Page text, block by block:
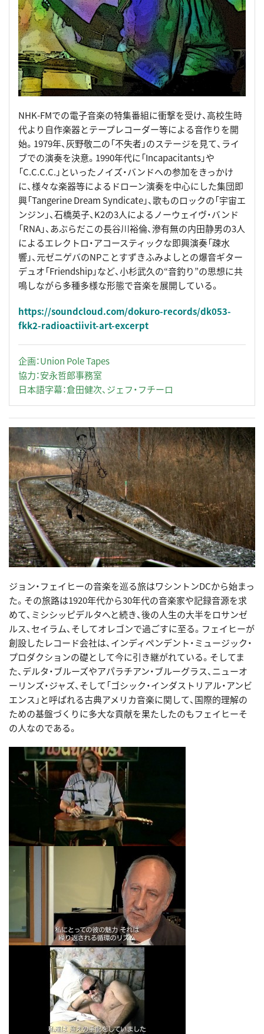
NHK-FMでの電子音楽の特集番組に衝撃を受け、高校生時
代より自作楽器とテープレコーダー等による音作りを開
始。1979年、灰野敬二の「不失者」のステージを見て、ライ
ブでの演奏を決意。1990年代に「Incapacitants」や
「C.C.C.C.」といったノイズ・バンドへの参加をきっかけ
に、様々な楽器等によるドローン演奏を中心にした集団即
興「Tangerine Dream Syndicate」、歌ものロックの「宇宙エ
ンジン」、石橋英子、K2の3人によるノーウェイヴ・バンド
「RNA」、あぶらだこの長谷川裕倫、滲有無の内田静男の3人
によるエレクトロ・アコースティックな即興演奏「疎水
響」、元ゼニゲバのNPことすずきふみよしとの爆音ギター
デュオ「Friendship」など、小杉武久の“音釣り”の思想に共
鳴しながら多種多様な形態で音楽を展開している。
https://soundcloud.com/dokuro-records/dk053-
fkk2-radioactiivit-art-excerpt
企画：Union Pole Tapes
協力：安永哲郎事務室
日本語字幕：倉田健次、ジェフ・フチーロ
ジョン・フェイヒーの音楽を巡る旅はワシントンDCから始まっ
た。その旅路は1920年代から30年代の音楽家や記録音源を求
めて、ミシシッピデルタへと続き、後の人生の大半をロサンゼ
ルス、セイラム、そしてオレゴンで過ごすに至る。フェイヒーが
創設したレコード会社は、インディペンデント・ミュージック・
プロダクションの礎として今に引き継がれている。そしてま
た、デルタ・ブルーズやアパラチアン・ブルーグラス、ニューオ
ーリンズ・ジャズ、そして「ゴシック・インダストリアル・アンビ
エンス」と呼ばれる古典アメリカ音楽に関して、国際的理解の
ための基盤づくりに多大な貢献を果たしたのもフェイヒーそ
の人なのである。